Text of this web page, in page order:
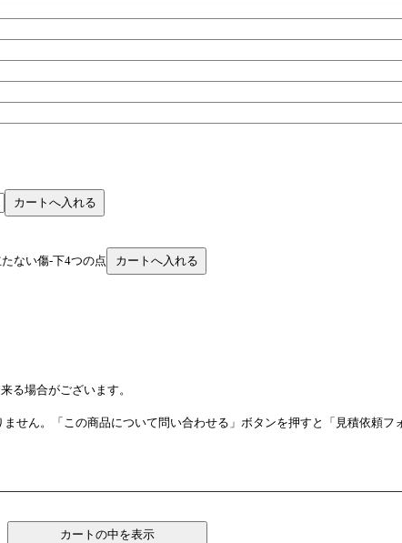
ない傷-下4つの点
る場合がございます。
せん。「この商品について問い合わせる」ボタンを押すと「見積依頼フ